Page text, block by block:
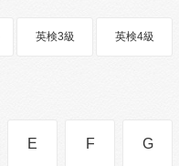
英検3級 英検4級
E F G